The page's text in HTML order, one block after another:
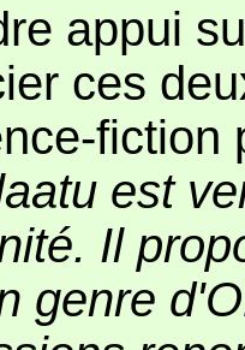
appui
ces
fiction
est
Il
genre